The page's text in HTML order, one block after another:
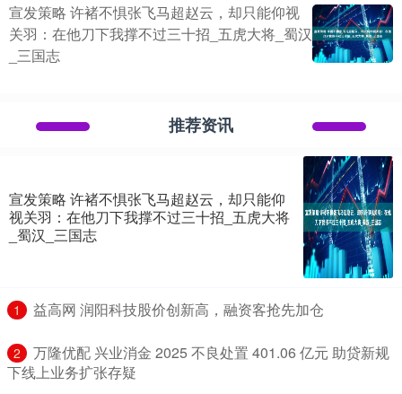
宣发策略 许褚不惧张飞马超赵云，却只能仰视
关羽：在他刀下我撑不过三十招_五虎大将_蜀汉
_三国志
推荐资讯
宣发策略 许褚不惧张飞马超赵云，却只能仰
视关羽：在他刀下我撑不过三十招_五虎大将
_蜀汉_三国志
1 ​益高网 润阳科技股价创新高，融资客抢先加仓
2
​万隆优配 兴业消金 2025 不良处置 401.06 亿元 助贷新规
下线上业务扩张存疑